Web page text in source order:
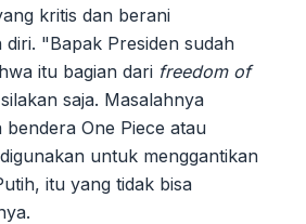
kritis dan berani
diri. "Bapak Presiden sudah
itu bagian dari freedom of
saja. Masalahnya
bendera One Piece atau
untuk menggantikan
itu yang tidak bisa